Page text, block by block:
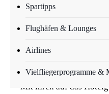
Spartipps
Flughäfen & Lounges
Airlines
Vielfliegerprogramme &
passende
Mit ihren auf das